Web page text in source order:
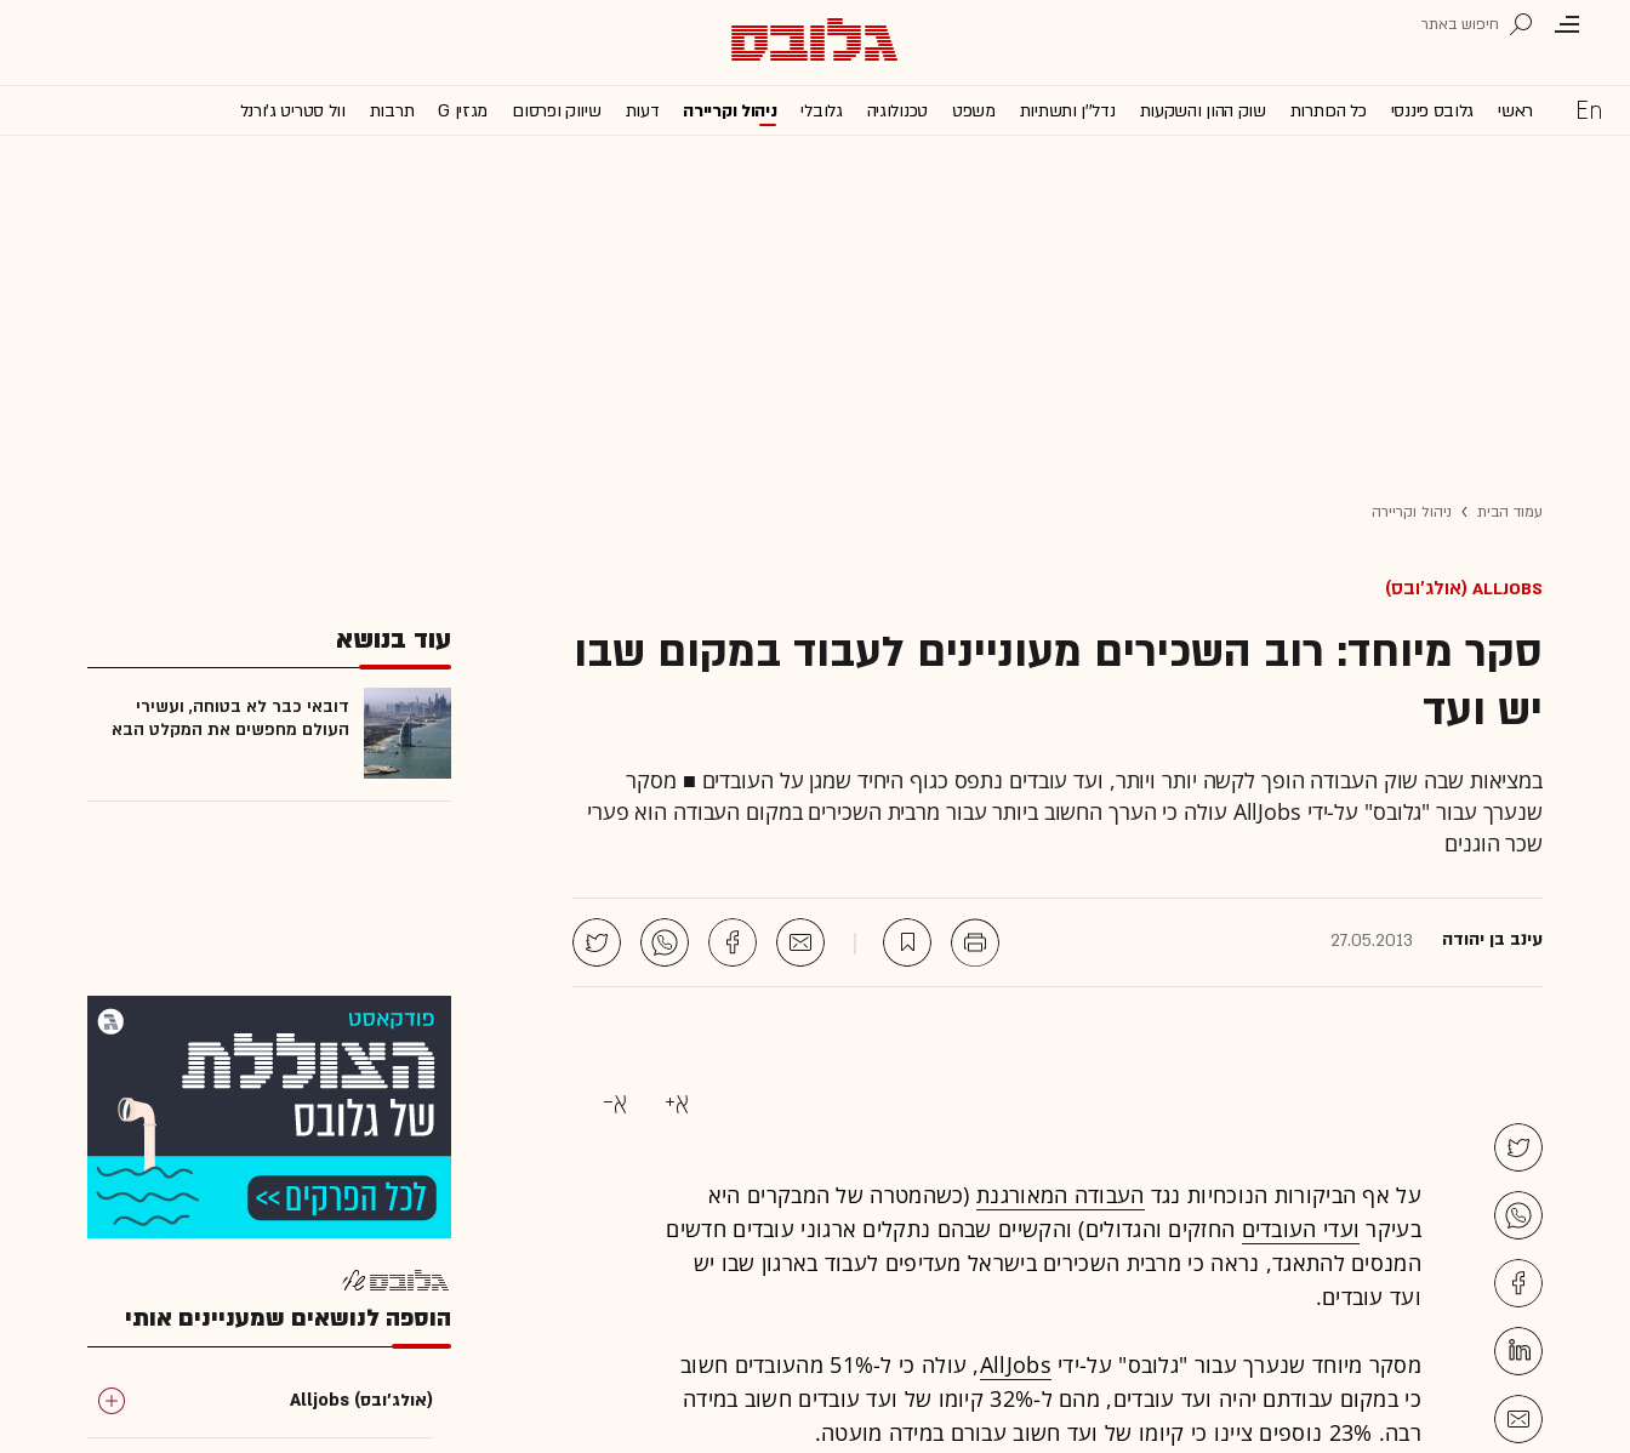
ראשי גלובס פיננסי כל הכותרות שוק ההון והשקעות נדל''ן ותשתיות משפט טכנולוגיה גלובלי ניהול וקריירה דעות שיווק ופרסום מגזין G תרבות וול סטריט ג'ורנל
עמוד הבית ניהול וקריירה
Alljobs (אולג'ובס)
סקר מיוחד: רוב השכירים מעוניינים לעבוד במקום שבו
יש ועד
במציאות שבה שוק העבודה הופך לקשה יותר ויותר, ועד עובדים נתפס כגוף היחיד שמגן על העובדים ■ מסקר
שנערך עבור "גלובס" על-ידי AllJobs עולה כי הערך החשוב ביותר עבור מרבית השכירים במקום העבודה הוא פערי
שכר הוגנים
עינב בן יהודה 27.05.2013
על אף הביקורות הנוכחיות נגד העבודה המאורגנת (כשהמטרה של המבקרים היא
בעיקר ועדי העובדים החזקים והגדולים) והקשיים שבהם נתקלים ארגוני עובדים חדשים
המנסים להתאגד, נראה כי מרבית השכירים בישראל מעדיפים לעבוד בארגון שבו יש
ועד עובדים.
מסקר מיוחד שנערך עבור "גלובס" על-ידי AllJobs
, עולה כי ל-51% מהעובדים חשוב
כי במקום עבודתם יהיה ועד עובדים, מהם ל-32% קיומו של ועד עובדים חשוב במידה
רבה. 23% נוספים ציינו כי קיומו של ועד חשוב עבורם במידה מועטה.
עוד בנושא
דובאי כבר לא בטוחה, ועשירי
העולם מחפשים את המקלט הבא
הוספה לנושאים שמעניינים אותי
Alljobs (אולג'ובס)